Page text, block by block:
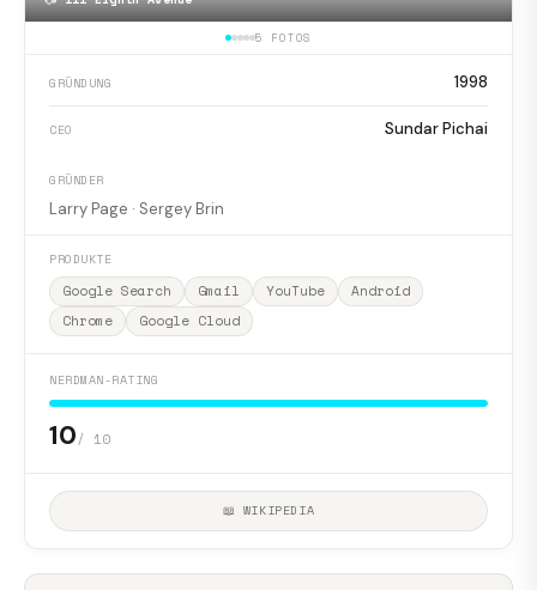
5 FOTOS
GRÜNDUNG 1998
CEO Sundar Pichai
GRÜNDER
Larry Page · Sergey Brin
PRODUKTE
Google Search Gmail YouTube
Android
Chrome
Google Cloud
NERDMAN-RATING
10/ 10
📖 WIKIPEDIA